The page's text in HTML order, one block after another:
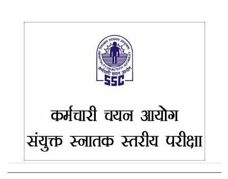
SSC CGL Tier-1 PDF NOTES
SSC CGL (Tier-1) हिन्दी PDF Notes
SSC CGL Tier-2 Notes
SSC Junior Engineer Notes
EBOOKS